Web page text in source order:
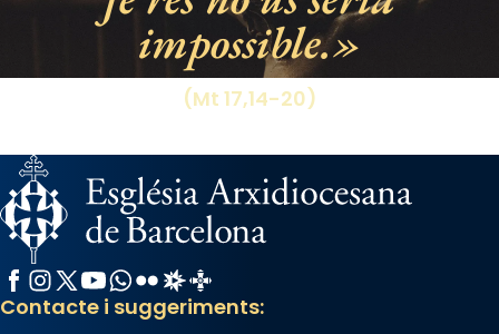
View on Facebookimpossible.
(Mt 17,14-20)
Facebook
Instagram
X / Twitter
YouTube
WhatsApp
FlickrRadio Estel
Catalunya Cristiana
Contacte i suggeriments: